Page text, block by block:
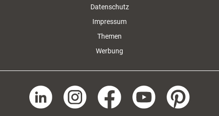
Datenschutz
Impressum
Themen
Werbung